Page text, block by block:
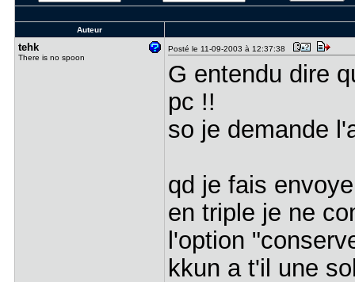
Auteur
tehk
There is no spoon
Posté le 11-09-2003 à 12:37:38
G entendu dire
pc !!
so je demande
qd je fais
en triple je ne
l'option
kkun a t'il une